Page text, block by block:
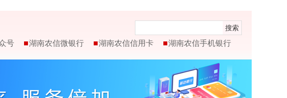
搜索
号 湖南农信微银行 湖南农信信用卡 湖南农信手机银行